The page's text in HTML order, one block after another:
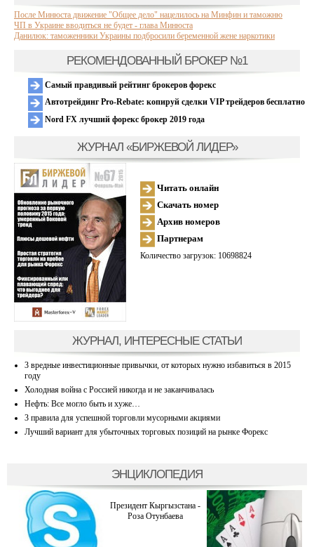
После Минюста движение "Общее дело" нацелилось на Минфин и таможню
ЧП в Украине вводиться не будет - глава Минюста
Данилюк: таможенники Украины подбросили беременной жене наркотики
РЕКОМЕНДОВАННЫЙ БРОКЕР №1
Самый правдивый рейтинг брокеров форекс
Автотрейдинг Pro-Rebate: копируй сделки VIP трейдеров бесплатно
Nord FX лучший форекс брокер 2019 года
ЖУРНАЛ «БИРЖЕВОЙ ЛИДЕР»
Читать онлайн
Скачать номер
Архив номеров
Партнерам
Количество загрузок: 10698824
ЖУРНАЛ, ИНТЕРЕСНЫЕ СТАТЬИ
3 вредные инвестиционные привычки, от которых нужно избавиться в 2015
году
Холодная война с Россией никогда и не заканчивалась
Нефть: Все могло быть и хуже…
3 правила для успешной торговли мусорными акциями
Лучший вариант для убыточных торговых позиций на рынке Форекс
ЭНЦИКЛОПЕДИЯ
Президент Кыргызстана -
Роза Отунбаева